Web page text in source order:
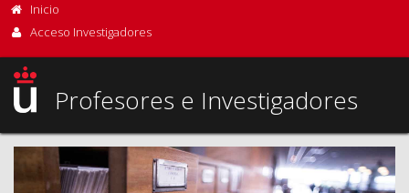
Inicio
Acceso Investigadores
Profesores e Investigadores